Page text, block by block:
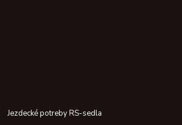
Jezdecké potreby RS-sedla